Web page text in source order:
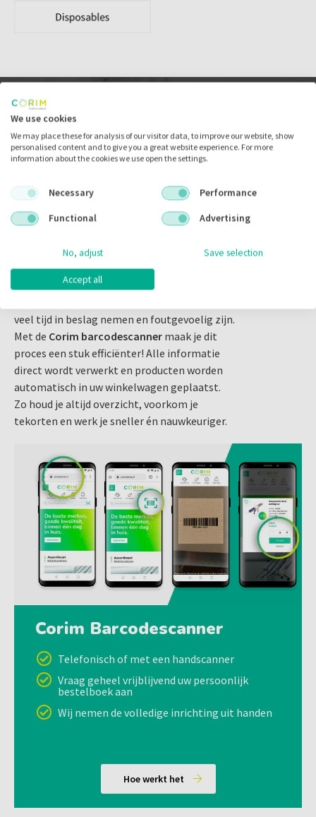
Corim Barcodescanner
veel tijd in beslag nemen en foutgevoelig zijn.
Met de Corim barcodescanner maak je dit
proces een stuk efficiënter! Alle informatie
direct wordt verwerkt en producten worden
automatisch in uw winkelwagen geplaatst.
Zo houd je altijd overzicht, voorkom je
tekorten en werk je sneller én nauwkeuriger.
Corim Barcodescanner
Telefonisch of met een handscanner
Vraag geheel vrijblijvend uw persoonlijk
bestelboek aan
Wij nemen de volledige inrichting uit handen
Hoe werkt het
We use cookies
We may place these for analysis of our visitor data, to improve our website, show
personalised content and to give you a great website experience. For more
information about the cookies we use open the settings.
Necessary
Performance
Functional
Advertising
No, adjust Save selection
Accept all